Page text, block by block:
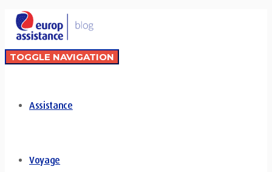
TOGGLE NAVIGATION
Assistance
Voyage